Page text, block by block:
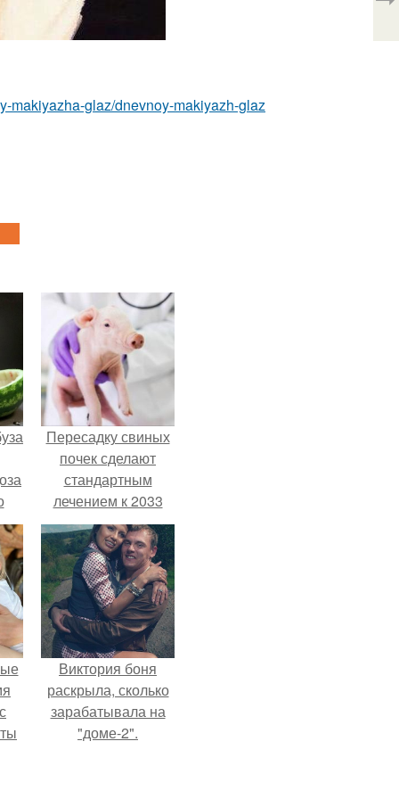
makiyazha-glaz/dnevnoy-makiyazh-glaz
Пересадку свиных
почек сделают
стандартным
лечением к 2033
году в Японии.
Виктория боня
раскрыла, сколько
зарабатывала на
"доме-2".